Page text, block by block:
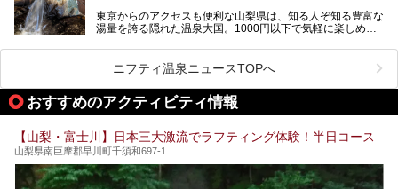
します。
東京からのアクセスも便利な山梨県は、知る人ぞ知る豊富な
湯量を誇る隠れた温泉大国。1000円以下で気軽に楽しめ
も、これからの季節に嬉しい、じんわりと体の芯まで温ま
る“ぬる湯”が豊富なのも魅力。今回は、湯質も抜群で心ゆく
までリラックスできる山梨のお得な日帰り温泉を、実際体験
した感想と共に紹介します。
※ぬる湯とは35℃～39℃程度の体温に近いぬるめ温泉のこ
ニフティ温泉ニュースTOPへ
おすすめのアクティビティ情報
【山梨・富士川】日本三大激流でラフティング体験！半日コース
山梨県南巨摩郡早川町千須和697-1